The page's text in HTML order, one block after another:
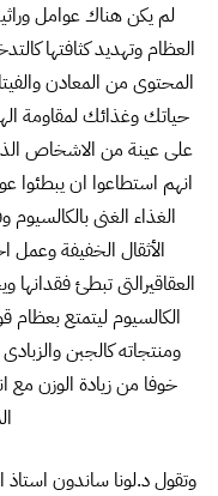
لم يكن هناك عوامل
العظام وتهديد كثافتها
المحتوى من المعادن
حياتك وغذائك لمقاومة
على عينة من الاشخاص
انهم استطاعوا ان يبطئوا
الأثقال الخفيفة وعمل
العقاقيرالتى تبطئ
الكالسيوم ليتمتع
ومنتجاته كالجبن
خوفا من زيادة الوزن مع
وتقول د.لونا ساندون